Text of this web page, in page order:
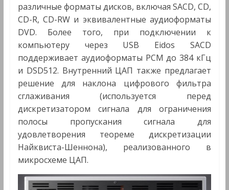
различные форматы дисков, включая SACD, CD,
CD-R, CD-RW и эквивалентные аудиоформаты
DVD. Более того, при подключении к
компьютеру через USB Eidos SACD
поддерживает аудиоформаты PCM до 384 кГц
и DSD512. Внутренний ЦАП также предлагает
решение для наклона цифрового фильтра
сглаживания (используется перед
дискретизатором сигнала для ограничения
полосы пропускания сигнала для
удовлетворения теореме дискретизации
Найквиста-Шеннона), реализованного в
микросхеме ЦАП.